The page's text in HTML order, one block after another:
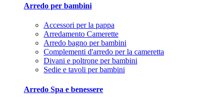
Arredo per bambini
Accessori per la pappa
Arredamento Camerette
Arredo bagno per bambini
Complementi d'arredo per la cameretta
Divani e poltrone per bambini
Sedie e tavoli per bambini
Arredo Spa e benessere